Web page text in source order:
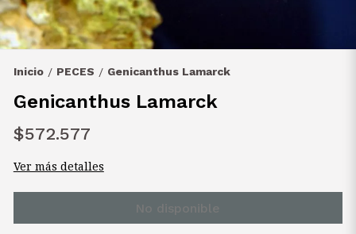
Inicio / PECES / Genicanthus Lamarck
Genicanthus Lamarck
$572.577
Ver más detalles